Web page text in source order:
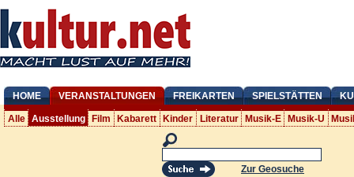
HOME VERANSTALTUNGEN FREIKARTEN SPIELSTÄTTEN
Alle Ausstellung Film Kabarett Kinder Literatur Musik-E Musik-U
Zur Geosuche